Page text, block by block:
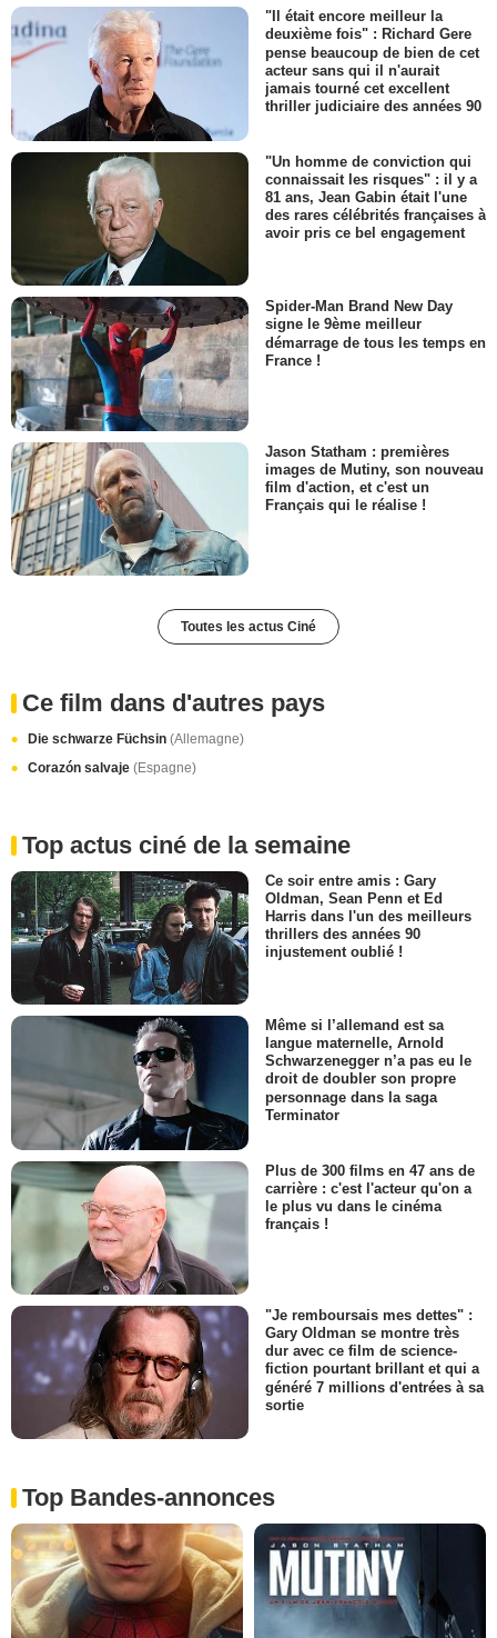
"Il était encore meilleur la
deuxième fois" : Richard Gere
pense beaucoup de bien de cet
acteur sans qui il n'aurait
jamais tourné cet excellent
thriller judiciaire des années 90
"Un homme de conviction qui
connaissait les risques" : il y a
81 ans, Jean Gabin était l'une
des rares célébrités françaises à
avoir pris ce bel engagement
Spider-Man Brand New Day
signe le 9ème meilleur
démarrage de tous les temps en
France !
Jason Statham : premières
images de Mutiny, son nouveau
film d'action, et c'est un
Français qui le réalise !
Toutes les actus Ciné
Ce film dans d'autres pays
Die schwarze Füchsin (Allemagne)
Corazón salvaje (Espagne)
Top actus ciné de la semaine
Ce soir entre amis : Gary
Oldman, Sean Penn et Ed
Harris dans l'un des meilleurs
thrillers des années 90
injustement oublié !
Même si l’allemand est sa
langue maternelle, Arnold
Schwarzenegger n’a pas eu le
droit de doubler son propre
personnage dans la saga
Terminator
Plus de 300 films en 47 ans de
carrière : c'est l'acteur qu'on a
le plus vu dans le cinéma
français !
"Je remboursais mes dettes" :
Gary Oldman se montre très
dur avec ce film de science-
fiction pourtant brillant et qui a
généré 7 millions d'entrées à sa
sortie
Top Bandes-annonces